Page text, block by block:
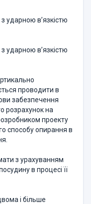
ударною в’язкістю
ударною в’язкістю
проводити в
забезпечення
розрахунок на
проекту
способу опирання в
з урахуванням
в процесі її
і більше